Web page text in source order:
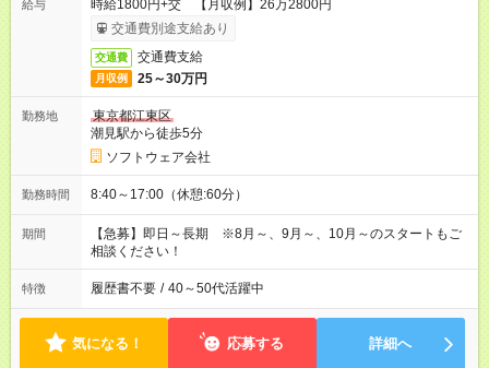
給与
時給1800円+交 【月収例】26万2800円
交通費別途支給あり
交通費 交通費支給
月収例 25～30万円
勤務地
東京都江東区
潮見駅から徒歩5分
ソフトウェア会社
勤務時間 8:40～17:00（休憩:60分）
期間
【急募】即日～長期 ※8月～、9月～、10月～のスタートもご
相談ください！
特徴 履歴書不要 / 40～50代活躍中
気になる！ 応募する 詳細へ